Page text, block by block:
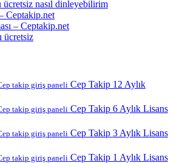
nasıl dinleyebilirim
Ceptakip.net
– Ceptakip.net
ücretsiz
takip giriş paneli Cep Takip 12 Aylık
takip giriş paneli Cep Takip 6 Aylık Lisans
takip giriş paneli Cep Takip 3 Aylık Lisans
takip giriş paneli Cep Takip 1 Aylık Lisans